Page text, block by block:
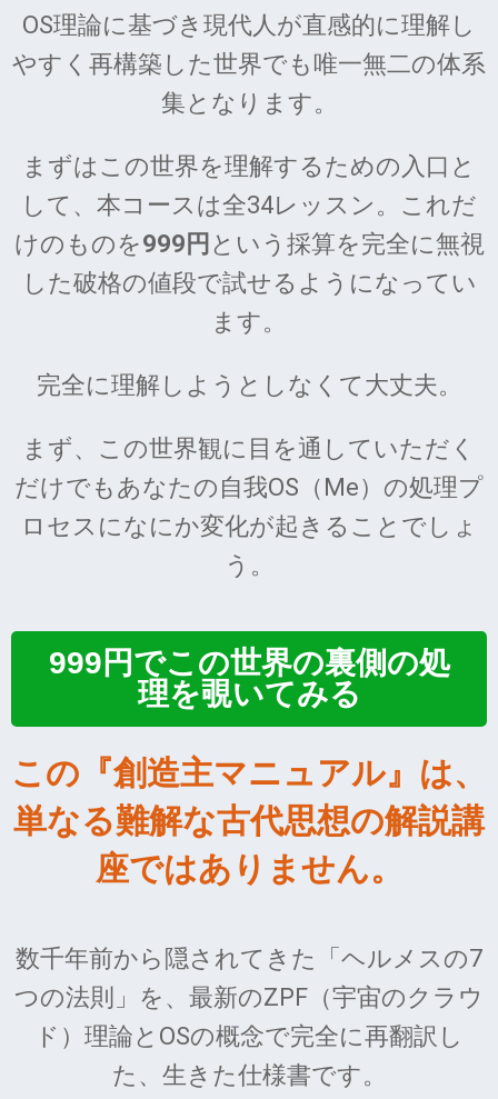
OS理論に基づき現代人が直感的に理解し
やすく再構築した世界でも唯一無二の体系
集となります。
まずはこの世界を理解するための入口と
して、本コースは全34レッスン。これだ
けのものを999円 という採算を完全に無視
した破格の値段で試せるようになってい
ます。
完全に理解しようとしなくて大丈夫。
まず、この世界観に目を通していただく
だけでもあなたの自我OS（Me）の処理プ
ロセスになにか変化が起きることでしょ
う。
999円でこの世界の裏側の処
理を覗いてみる
この『創造主マニュアル』は、
単なる難解な古代思想の解説講
座ではありません。
数千年前から隠されてきた「ヘルメスの7
つの法則」を、最新のZPF（宇宙のクラウ
ド）理論とOSの概念で完全に再翻訳し
た、生きた仕様書です。